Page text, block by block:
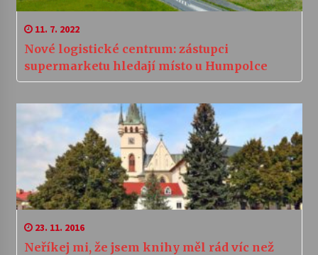
11. 7. 2022
Nové logistické centrum: zástupci
supermarketu hledají místo u Humpolce
23. 11. 2016
Neříkej mi, že jsem knihy měl rád víc než